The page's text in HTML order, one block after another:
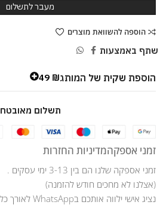
מעבר לתשלום
הוספה להשוואת מוצרים
שתף באמצעות
הוספת שקית של המותג 49 ₪
תשלום מאובטח
זמני אספקהמדיניות החזרות
זמני אספקה שלנו הם בין 3-13 ימי עסקים .
(אצלנו לא מחכים חודש להזמנה)
נציג אישי ילווה אותכם בWhatsApp לאורך כל מהלך ההזמנה .